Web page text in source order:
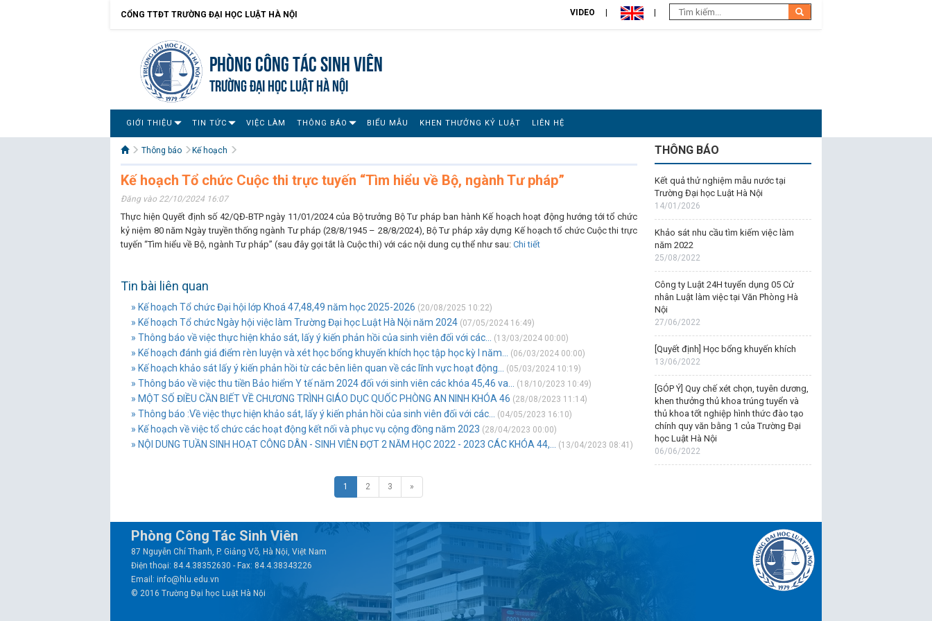
CỔNG TTĐT TRƯỜNG ĐẠI HỌC LUẬT HÀ NỘI VIDEO
Phòng Công tác sinh viên
TRƯỜNG ĐẠI HỌC LUẬT HÀ NỘI
GIỚI THIỆU TIN TỨC VIỆC LÀM THÔNG BÁO BIỂU MẪU KHEN THƯỞNG KỶ LUẬT LIÊN HỆ
Thông báo Kế hoạch
Kế hoạch Tổ chức Cuộc thi trực tuyến “Tìm hiểu về Bộ, ngành Tư pháp”
Đăng vào 22/10/2024 16:07
Thực hiện Quyết định số 42/QĐ-BTP ngày 11/01/2024 của Bộ trưởng Bộ Tư pháp ban hành Kế hoạch hoạt động hướng tới tổ chức
kỷ niệm 80 năm Ngày truyền thống ngành Tư pháp (28/8/1945 – 28/8/2024), Bộ Tư pháp xây dựng Kế hoạch tổ chức Cuộc thi trực
tuyến “Tìm hiểu về Bộ, ngành Tư pháp” (sau đây gọi tắt là Cuộc thi) với các nội dung cụ thể như sau: Chi tiết
Tin bài liên quan
» Kế hoạch Tổ chức Đại hội lớp Khoá 47,48,49 năm học 2025-2026 (20/08/2025 10:22)
» Kế hoạch Tổ chức Ngày hội việc làm Trường Đại học Luật Hà Nội năm 2024 (07/05/2024 16:49)
» Thông báo về việc thực hiện khảo sát, lấy ý kiến phản hồi của sinh viên đối với các... (13/03/2024 00:00)
» Kế hoạch đánh giá điểm rèn luyện và xét học bổng khuyến khích học tập học kỳ I năm... (06/03/2024 00:00)
» Kế hoạch khảo sát lấy ý kiến phản hồi từ các bên liên quan về các lĩnh vực hoạt động... (05/03/2024 10:19)
» Thông báo về việc thu tiền Bảo hiểm Y tế năm 2024 đối với sinh viên các khóa 45,46 va... (18/10/2023 10:49)
» MỘT SỐ ĐIỀU CẦN BIẾT VỀ CHƯƠNG TRÌNH GIÁO DỤC QUỐC PHÒNG AN NINH KHÓA 46 (28/08/2023 11:14)
» Thông báo :Về việc thực hiện khảo sát, lấy ý kiến phản hồi của sinh viên đối với các... (04/05/2023 16:10)
» Kế hoạch về việc tổ chức các hoạt động kết nối và phục vụ cộng đồng năm 2023 (28/04/2023 00:00)
» NỘI DUNG TUẦN SINH HOẠT CÔNG DÂN - SINH VIÊN ĐỢT 2 NĂM HỌC 2022 - 2023 CÁC KHÓA 44,... (13/04/2023 08:41)
1 2 3 »
THÔNG BÁO
Kết quả thử nghiệm mẫu nước tại
Trường Đại học Luật Hà Nội
14/01/2026
Khảo sát nhu cầu tìm kiếm việc làm
năm 2022
25/08/2022
Công ty Luật 24H tuyển dụng 05 Cử
nhân Luật làm việc tại Văn Phòng Hà
Nội
27/06/2022
[Quyết định] Học bổng khuyến khích
13/06/2022
[GÓP Ý] Quy chế xét chọn, tuyên dương,
khen thưởng thủ khoa trúng tuyển và
thủ khoa tốt nghiệp hình thức đào tạo
chính quy văn bằng 1 của Trường Đại
học Luật Hà Nội
06/06/2022
Phòng Công Tác Sinh Viên
87 Nguyễn Chí Thanh, P. Giảng Võ, Hà Nội, Việt Nam
Điện thoại: 84.4.38352630 - Fax: 84.4.38343226
Email: info@hlu.edu.vn
© 2016 Trường Đại học Luật Hà Nội